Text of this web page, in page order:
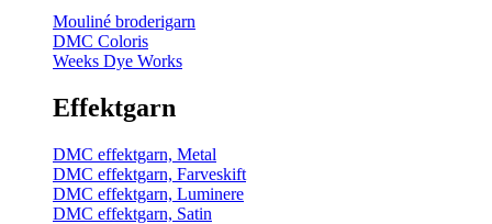
Mouliné broderigarn
DMC Coloris
Weeks Dye Works
Effektgarn
DMC effektgarn, Metal
DMC effektgarn, Farveskift
DMC effektgarn, Luminere
DMC effektgarn, Satin